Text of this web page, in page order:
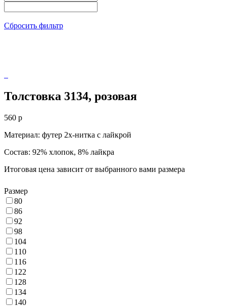
Сбросить фильтр
Толстовка 3134, розовая
560 p
Материал: футер 2х-нитка с лайкрой
Состав: 92% хлопок, 8% лайкра
Итоговая цена зависит от выбранного вами размера
Размер
80
86
92
98
104
110
116
122
128
134
140